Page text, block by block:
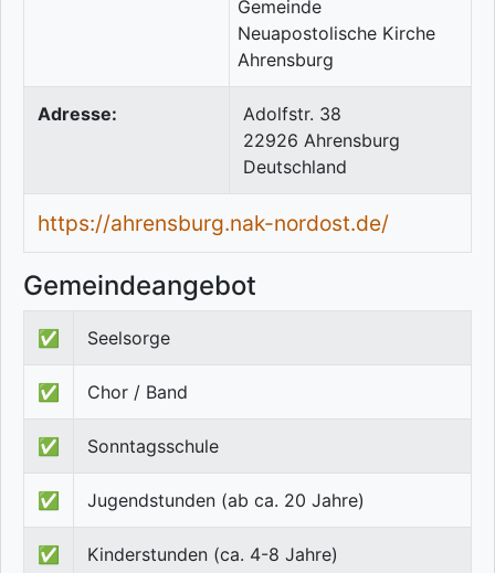
Adresse:
Adolfstr. 38
22926 Ahrensburg
Deutschland
https://ahrensburg.nak-nordost.de/
Gemeindeangebot
✅ Seelsorge
✅ Chor / Band
✅ Sonntagsschule
✅ Jugendstunden (ab ca. 20 Jahre)
✅ Kinderstunden (ca. 4-8 Jahre)